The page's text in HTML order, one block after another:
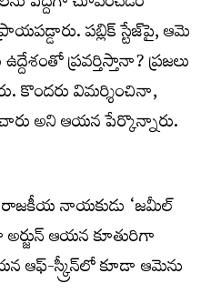
పబ్లిక్ స్టేజ్‌పై, ఆమె
ఉద్దేశంతో ప్రవర్తిస్తానా? ప్రజలు
కొందరు విమర్శించినా,
అని ఆయన పేర్కొన్నారు.
రాజకీయ నాయకుడు ‘జమీల్
ఆయన కూతురిగా
ఆఫ్-స్క్రీన్‌లో కూడా ఆమెను